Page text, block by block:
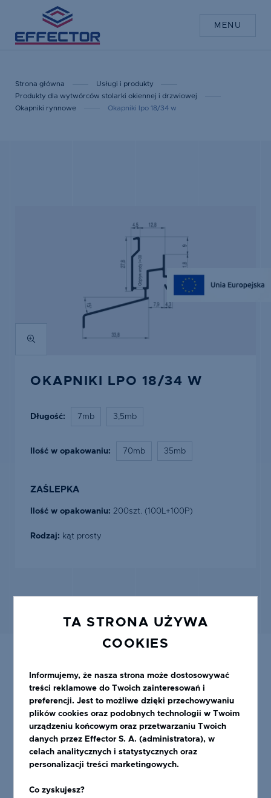
TA STRONA UŻYWA
COOKIES
Informujemy, że nasza strona może dostosowywać
treści reklamowe do Twoich zainteresowań i
preferencji. Jest to możliwe dzięki przechowywaniu
plików cookies oraz podobnych technologii w Twoim
urządzeniu końcowym oraz przetwarzaniu Twoich
danych przez Effector S. A. (administratora), w
celach analitycznych i statystycznych oraz
personalizacji treści marketingowych.
Co zyskujesz?
MENU
Strona główna
Usługi i produkty
Produkty dla wytwórców stolarki okiennej i drzwiowej
Okapniki rynnowe
Okapniki lpo 18/34 w
OKAPNIKI LPO 18/34 W
Długość: 7mb 3,5mb
Ilość w opakowaniu: 70mb 35mb
ZAŚLEPKA
Ilość w opakowaniu: 200szt. (100L+100P)
Rodzaj: kąt prosty
POLECANE PRODUKTY